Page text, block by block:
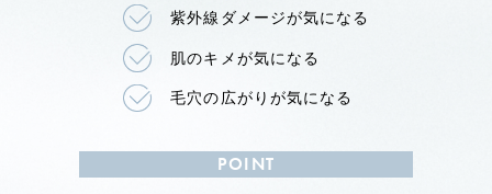
紫外線ダメージが気になる
肌のキメが気になる
毛穴の広がりが気になる
POINT